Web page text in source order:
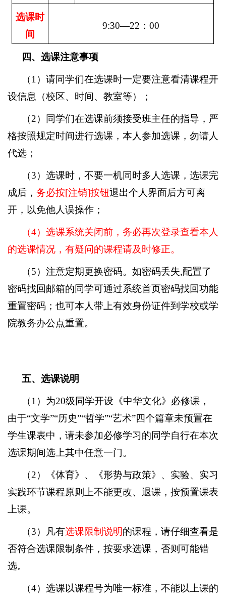
选课时
间
9:30—22 ：00
四、选课注意事项
（1 ）请同学们在选课时一定要注意看清课程开
设信息（校区、时间、教室等）；
（2）同学们在选课前须接受班主任的指导，严
格按照规定时间进行选课，本人参加选课，勿请人
代选；
（3）选课时，不要一机同时多人选课，选课完
成后， 务必按[注销]按钮退出个人界面后方可离
开，以免他人误操作；
（4）选课系统关闭前，务必再次登录查看本人
的选课情况，有疑问的课程请及时修正。
（5）注意定期更换密码。如密码丢失,配置了
密码找回邮箱的同学可通过系统首页密码找回功能
重置密码；也可本人带上有效身份证件到学校或学
院教务办公点重置。
五、选课说明
（1 ） 为20级同学开设《中华文化》必修课，
由于“文学”“历史”“哲学”“艺术”四个篇章未预置在
学生课表中，请未参加必修学习的同学自行在本次
选课期间选上其中任意一门。
（2）《体育》、《形势与政策》、实验、实习
实践环节课程原则上不能更改、退课，按预置课表
上课。
（3）凡有选课限制说明的课程，请仔细查看是
否符合选课限制条件，按要求选课，否则可能错
选。
（4）选课以课程号为唯一标准，不能以上课的